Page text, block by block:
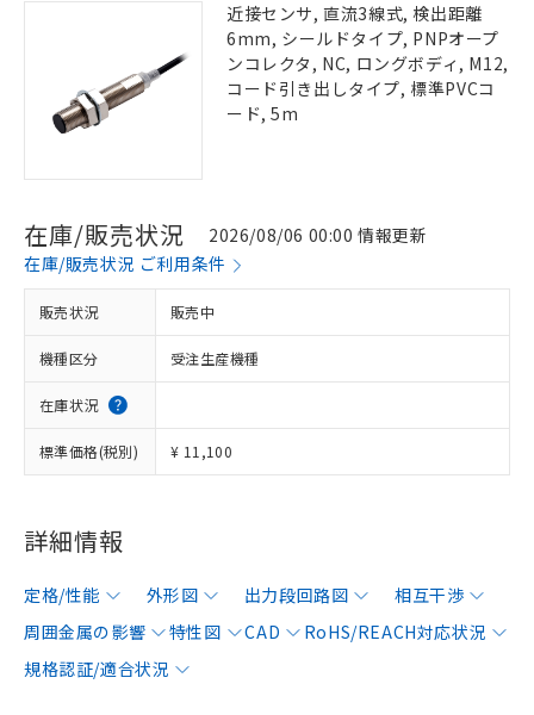
近接センサ, 直流3線式, 検出距離
6mm, シールドタイプ, PNPオープ
ンコレクタ, NC, ロングボディ, M12,
コード引き出しタイプ, 標準PVCコ
ード, 5m
在庫/販売状況
2026/08/06 00:00 情報更新
在庫/販売状況 ご利用条件
販売状況 販売中
機種区分 受注生産機種
在庫状況
標準価格(税別) ¥ 11,100
詳細情報
定格/性能 外形図 出力段回路図
相互干渉
周囲金属の影響
特性図 CAD
RoHS/REACH対応状況
規格認証/適合状況